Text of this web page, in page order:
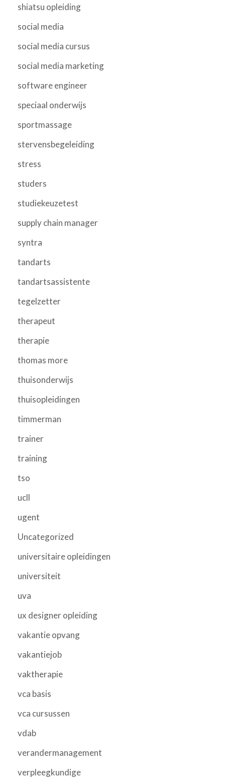
shiatsu opleiding
social media
social media cursus
social media marketing
software engineer
speciaal onderwijs
sportmassage
stervensbegeleiding
stress
studers
studiekeuzetest
supply chain manager
syntra
tandarts
tandartsassistente
tegelzetter
therapeut
therapie
thomas more
thuisonderwijs
thuisopleidingen
timmerman
trainer
training
tso
ucll
ugent
Uncategorized
universitaire opleidingen
universiteit
uva
ux designer opleiding
vakantie opvang
vakantiejob
vaktherapie
vca basis
vca cursussen
vdab
verandermanagement
verpleegkundige